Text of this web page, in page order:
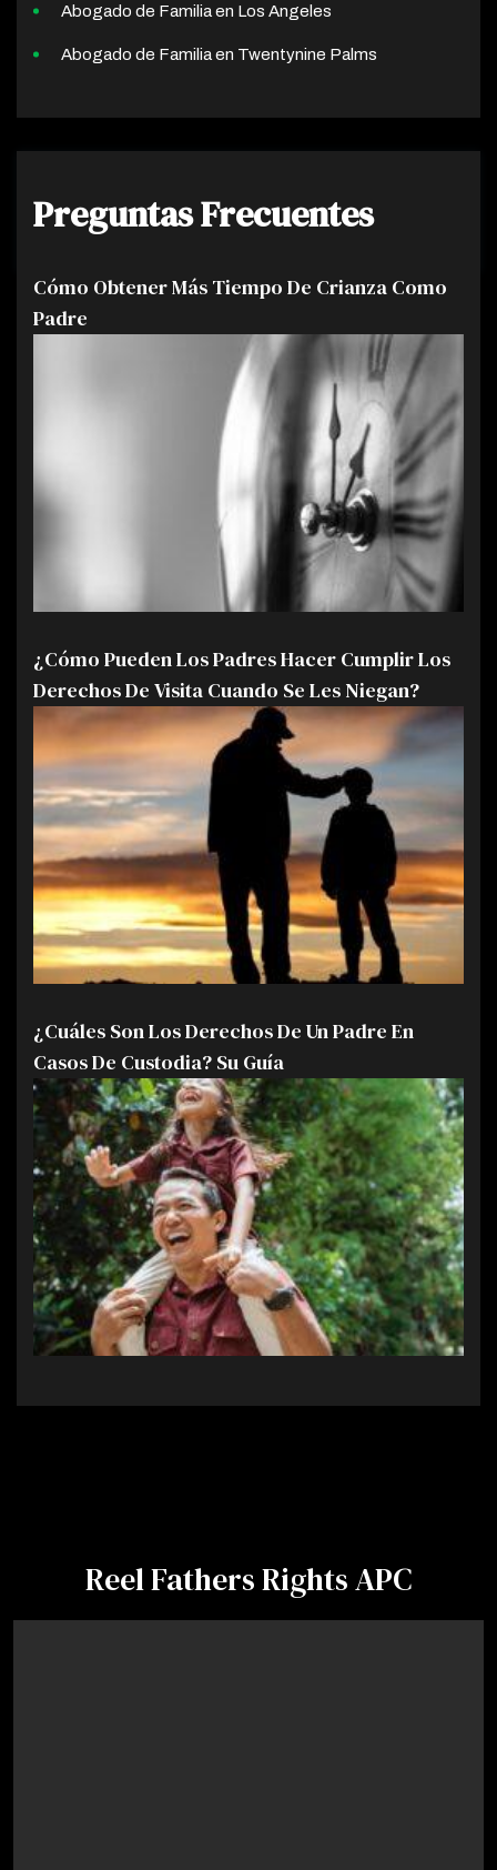
Abogado de Familia en Los Angeles
Abogado de Familia en Twentynine Palms
Preguntas Frecuentes
Cómo Obtener Más Tiempo De Crianza Como
Padre
¿Cómo Pueden Los Padres Hacer Cumplir Los
Derechos De Visita Cuando Se Les Niegan?
¿Cuáles Son Los Derechos De Un Padre En
Casos De Custodia? Su Guía
Reel Fathers Rights APC